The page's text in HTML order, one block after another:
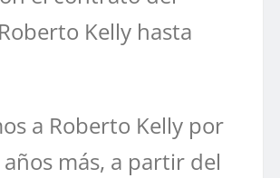
Kelly hasta
a Roberto Kelly por
más, a partir del